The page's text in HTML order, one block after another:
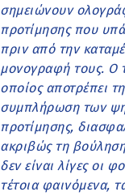
σημειώνουν
προτίμησης που
πριν από την
μονογραφή τους. Ο
οποίος αποτρέπει
συμπλήρωση των
προτίμησης,
ακριβώς τη
δεν είναι λίγες οι
τέτοια φαινόμενα,